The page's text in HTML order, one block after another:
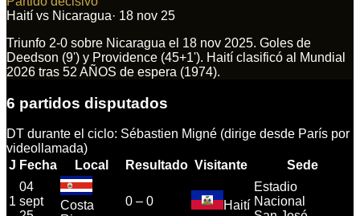
Haití vs Nicaragua· 18 nov 25
Triunfo 2-0 sobre Nicaragua el 18 nov 2025. Goles de
Deedson (9') y Providence (45+1'). Haití clasificó al Mundial
2026 tras 52 AÑOS de espera (1974).
6 partidos disputados
DT durante el ciclo: Sébastien Migné (dirige desde París por
videollamada)
J Fecha Local Resultado Visitante Sede
1
04
sept
Costa
0 – 0 Haití
Estadio
Nacional